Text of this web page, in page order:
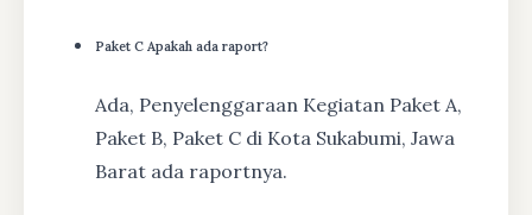
Paket C Apakah ada raport?
Ada, Penyelenggaraan Kegiatan Paket A,
Paket B, Paket C di Kota Sukabumi, Jawa
Barat ada raportnya.